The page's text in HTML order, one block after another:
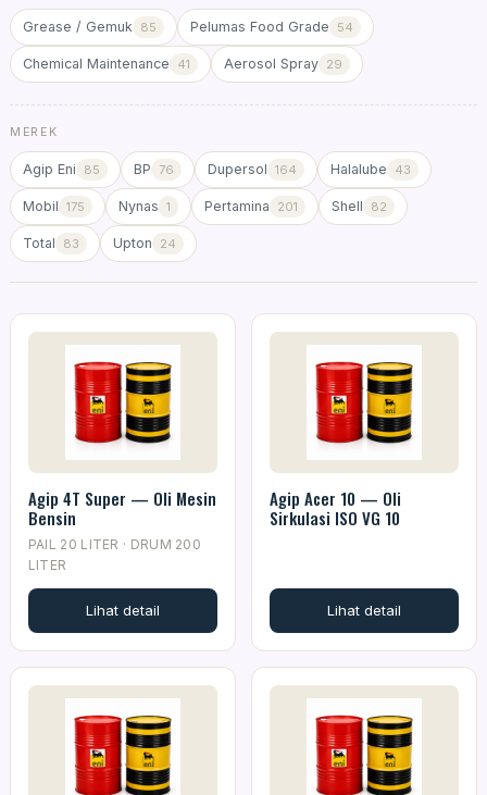
Grease / Gemuk 85 Pelumas Food Grade 54
Chemical Maintenance 41 Aerosol Spray 29
MEREK
Agip Eni 85 BP 76 Dupersol 164 Halalube 43
Mobil 175 Nynas 1 Pertamina 201 Shell 82
Total 83 Upton 24
Agip 4T Super — Oli Mesin
Bensin
PAIL 20 LITER · DRUM 200
LITER
Lihat detail
Agip Acer 10 — Oli
Sirkulasi ISO VG 10
Lihat detail